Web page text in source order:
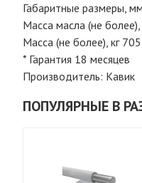
Габаритные размеры,
Масса масла (не более),
Масса (не более), кг 705
* Гарантия 18 месяцев
Производитель: Кавик
ПОПУЛЯРНЫЕ В